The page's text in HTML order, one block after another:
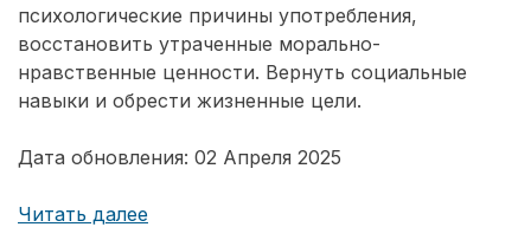
психологические причины употребления,
восстановить утраченные морально-
нравственные ценности. Вернуть социальные
навыки и обрести жизненные цели.
Дата обновления: 02 Апреля 2025
Читать далее